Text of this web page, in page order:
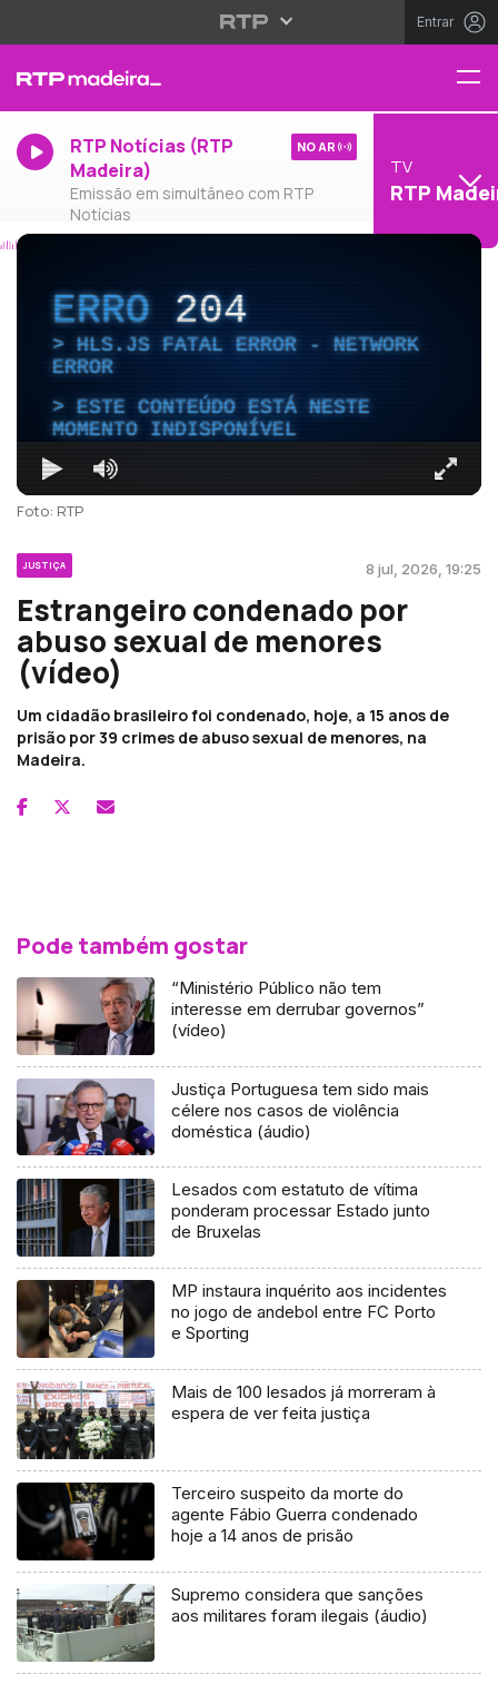
Entrar
RTP Notícias (RTP
Madeira)
Emissão em simultâneo com RTP
Notícias
NO AR
TV
RTP
ERRO204
HLS.JS FATAL ERROR - NETWORK
ERROR
ESTE CONTEÚDO ESTÁ NESTE
MOMENTO INDISPONÍVEL
Foto: RTP
JUSTIÇA 8 jul, 2026, 19:25
Estrangeiro condenado por
abuso sexual de menores
(vídeo)
Um cidadão brasileiro foi condenado, hoje, a 15 anos de
prisão por 39 crimes de abuso sexual de menores, na
Madeira.
Pode também gostar
“Ministério Público não tem
interesse em derrubar governos”
(vídeo)
Justiça Portuguesa tem sido mais
célere nos casos de violência
doméstica (áudio)
Lesados com estatuto de vítima
ponderam processar Estado junto
de Bruxelas
MP instaura inquérito aos incidentes
no jogo de andebol entre FC Porto
e Sporting
Mais de 100 lesados já morreram à
espera de ver feita justiça
Terceiro suspeito da morte do
agente Fábio Guerra condenado
hoje a 14 anos de prisão
Supremo considera que sanções
aos militares foram ilegais (áudio)